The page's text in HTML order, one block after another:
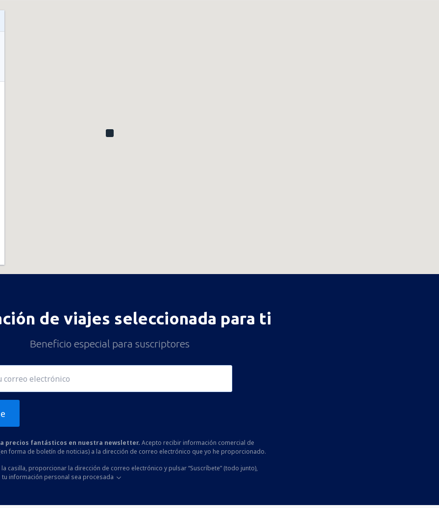
de viajes seleccionada para ti
Beneficio especial para suscriptores
precios fantásticos en nuestra newsletter. Acepto recibir información comercial de
forma de boletín de noticias) a la dirección de correo electrónico que yo he proporcionado.
casilla, proporcionar la dirección de correo electrónico y pulsar “Suscríbete” (todo junto),
tu información personal sea procesada